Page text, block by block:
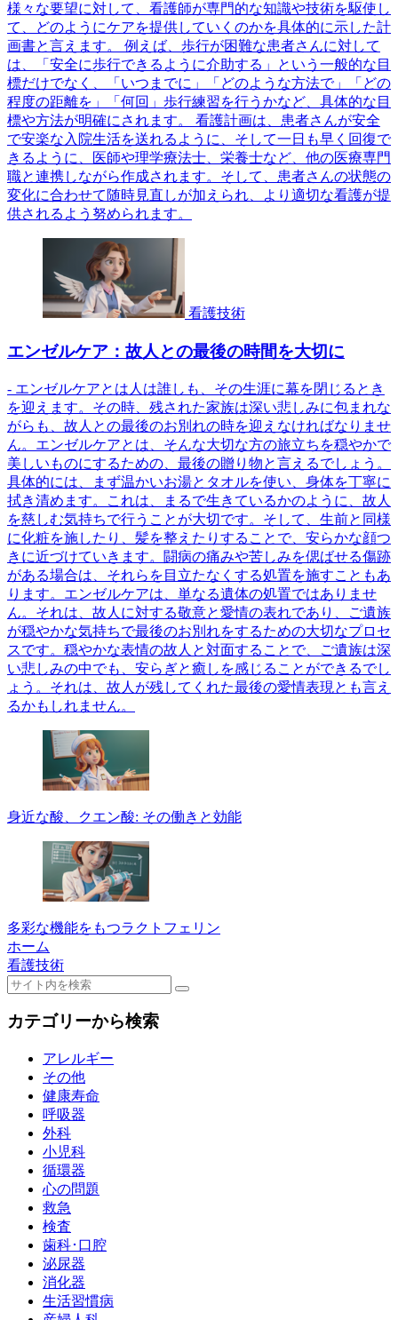
様々な要望に対して、看護師が専門的な知識や技術を駆使し
て、どのようにケアを提供していくのかを具体的に示した計
画書と言えます。 例えば、歩行が困難な患者さんに対して
は、「安全に歩行できるように介助する」という一般的な目
標だけでなく、「いつまでに」「どのような方法で」「どの
程度の距離を」「何回」歩行練習を行うかなど、具体的な目
標や方法が明確にされます。 看護計画は、患者さんが安全
で安楽な入院生活を送れるように、そして一日も早く回復で
きるように、医師や理学療法士、栄養士など、他の医療専門
職と連携しながら作成されます。そして、患者さんの状態の
変化に合わせて随時見直しが加えられ、より適切な看護が提
供されるよう努められます。
看護技術
エンゼルケア：故人との最後の時間を大切に
- エンゼルケアとは人は誰しも、その生涯に幕を閉じるとき
を迎えます。その時、残された家族は深い悲しみに包まれな
がらも、故人との最後のお別れの時を迎えなければなりませ
ん。エンゼルケアとは、そんな大切な方の旅立ちを穏やかで
美しいものにするための、最後の贈り物と言えるでしょう。
具体的には、まず温かいお湯とタオルを使い、身体を丁寧に
拭き清めます。これは、まるで生きているかのように、故人
を慈しむ気持ちで行うことが大切です。そして、生前と同様
に化粧を施したり、髪を整えたりすることで、安らかな顔つ
きに近づけていきます。闘病の痛みや苦しみを偲ばせる傷跡
がある場合は、それらを目立たなくする処置を施すこともあ
ります。エンゼルケアは、単なる遺体の処置ではありませ
ん。それは、故人に対する敬意と愛情の表れであり、ご遺族
が穏やかな気持ちで最後のお別れをするための大切なプロセ
スです。穏やかな表情の故人と対面することで、ご遺族は深
い悲しみの中でも、安らぎと癒しを感じることができるでし
ょう。それは、故人が残してくれた最後の愛情表現とも言え
るかもしれません。
身近な酸、クエン酸: その働きと効能
多彩な機能をもつラクトフェリン
ホーム
看護技術
カテゴリーから検索
アレルギー
その他
健康寿命
呼吸器
外科
小児科
循環器
心の問題
救急
検査
歯科･口腔
泌尿器
消化器
生活習慣病